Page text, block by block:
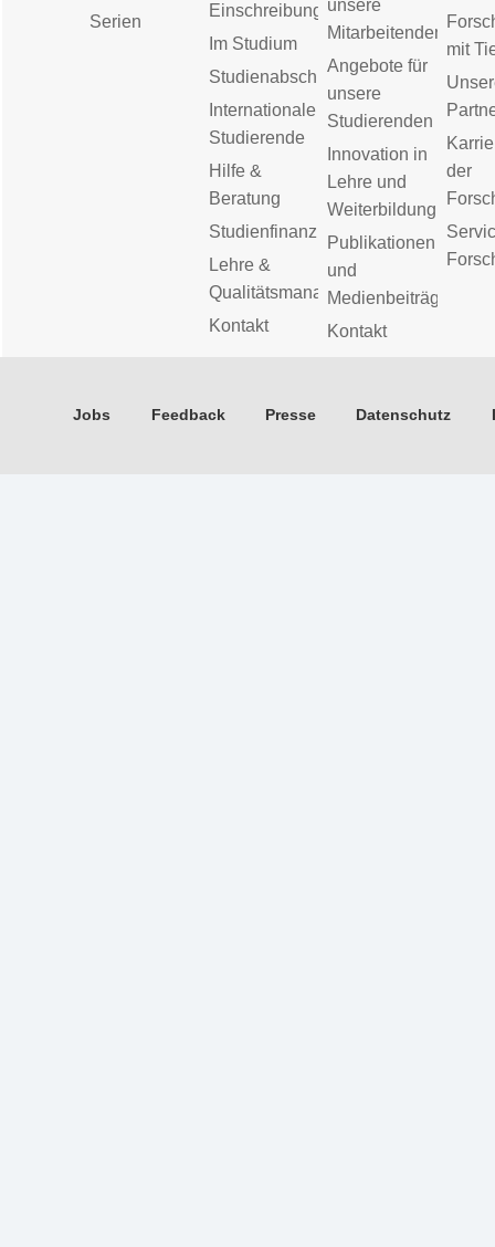
Serien
Einschreibung
Im Studium
Studienabschluss
Internationale
Studierende
Hilfe &
Beratung
Studienfinanzierung
Lehre &
Qualitätsmanagement
Kontakt
unsere
Mitarbeitenden
Angebote für
unsere
Studierenden
Innovation in
Lehre und
Weiterbildung
Publikationen
und
Medienbeiträge
Kontakt
mit
der
Jobs Feedback Presse Datenschutz